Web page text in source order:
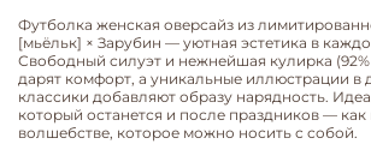
Футболка женская оверсайз из
[мьёльк] × Зарубин — уютная эстетика в
Свободный силуэт и нежнейшая кулирка (92%
дарят комфорт, а уникальные иллюстрации в
классики добавляют образу нарядность.
который останется и после праздников —
волшебстве, которое можно носить с собой.